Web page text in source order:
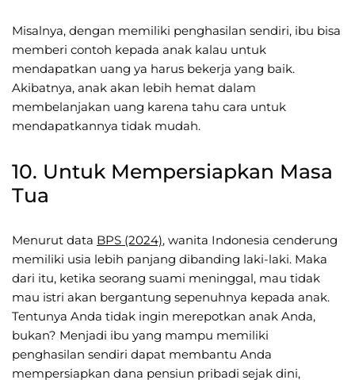
Misalnya, dengan memiliki penghasilan sendiri, ibu bisa
memberi contoh kepada anak kalau untuk
mendapatkan uang ya harus bekerja yang baik.
Akibatnya, anak akan lebih hemat dalam
membelanjakan uang karena tahu cara untuk
mendapatkannya tidak mudah.
10. Untuk Mempersiapkan Masa
Tua
Menurut data BPS (2024), wanita Indonesia cenderung
memiliki usia lebih panjang dibanding laki-laki. Maka
dari itu, ketika seorang suami meninggal, mau tidak
mau istri akan bergantung sepenuhnya kepada anak.
Tentunya Anda tidak ingin merepotkan anak Anda,
bukan? Menjadi ibu yang mampu memiliki
penghasilan sendiri dapat membantu Anda
mempersiapkan dana pensiun pribadi sejak dini,